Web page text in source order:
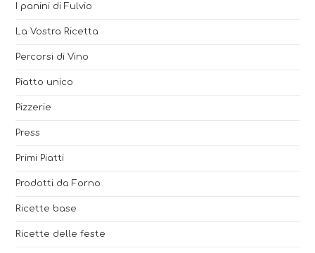
I panini di Fulvio
La Vostra Ricetta
Percorsi di Vino
Piatto unico
Pizzerie
Press
Primi Piatti
Prodotti da Forno
Ricette base
Ricette delle feste